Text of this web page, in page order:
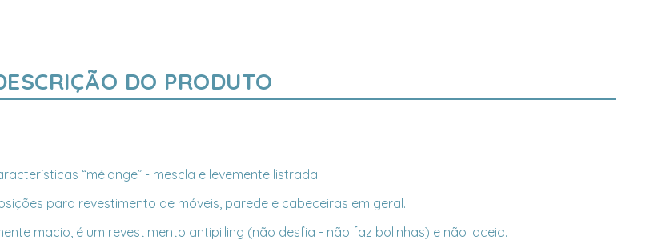
DO PRODUTO
“mélange” - mescla e levemente listrada.
para revestimento de móveis, parede e cabeceiras em geral.
macio, é um revestimento antipilling (não desfia - não faz bolinhas) e não laceia.